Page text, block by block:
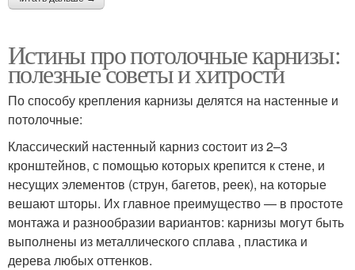
Истины про потолочные карнизы:
полезные советы и хитрости
По способу крепления карнизы делятся на настенные и
потолочные:
Классический настенный карниз состоит из 2–3
кронштейнов, с помощью которых крепится к стене, и
несущих элементов (струн, багетов, реек), на которые
вешают шторы. Их главное преимущество — в простоте
монтажа и разнообразии вариантов: карнизы могут быть
выполнены из металлического сплава , пластика и
дерева любых оттенков.